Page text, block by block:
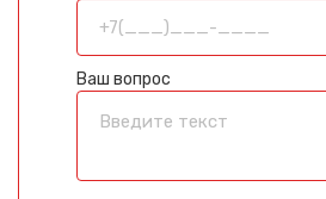
Ваш вопрос